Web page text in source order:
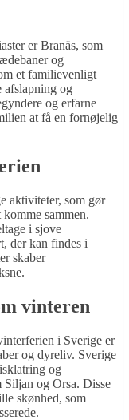
er Branäs, som
og
et familievenligt
afslapning og
og erfarne
at få en fornøjelig
aktiviteter, som gør
sammen.
i sjove
der kan findes i
skaber
vinteren
i Sverige er
og dyreliv. Sverige
og
Siljan og Orsa. Disse
skønhed, som